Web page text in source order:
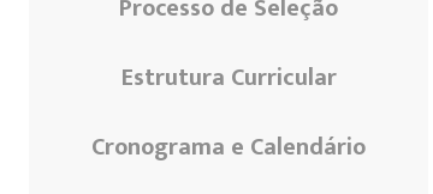
Processo de Seleção
Estrutura Curricular
Cronograma e Calendário